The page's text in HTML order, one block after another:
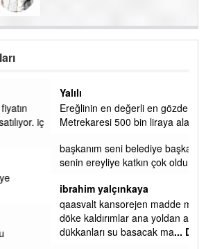
en gözde yeri yalı caddesi ve çevresidir.
liraya alamazsın.
başkanlığında da görmek isteriz
çok oldu daha da olacaktır
madde mahalle aralarında asvalt döke
yoldan aşağıda kaldı bi yağmurda
ma
... DEVAMI